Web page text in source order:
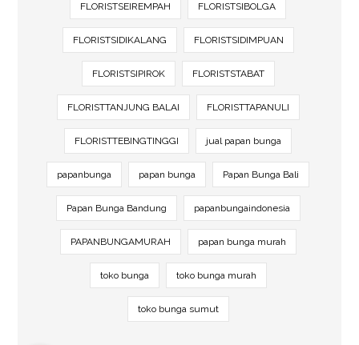
FLORISTSEIREMPAH FLORISTSIBOLGA
FLORISTSIDIKALANG FLORISTSIDIMPUAN
FLORISTSIPIROK FLORISTSTABAT
FLORISTTANJUNG BALAI FLORISTTAPANULI
FLORISTTEBINGTINGGI jual papan bunga
papanbunga papan bunga Papan Bunga Bali
Papan Bunga Bandung papanbungaindonesia
PAPANBUNGAMURAH papan bunga murah
toko bunga toko bunga murah
toko bunga sumut